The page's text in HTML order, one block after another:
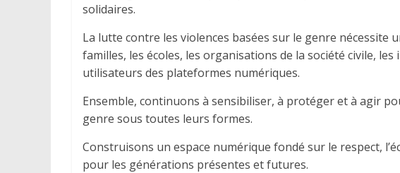
solidaires.
La lutte contre les violences basées sur le genre nécessite
familles, les écoles, les organisations de la société civile,
utilisateurs des plateformes numériques.
Ensemble, continuons à sensibiliser, à protéger et à agir
genre sous toutes leurs formes.
Construisons un espace numérique fondé sur le respect,
pour les générations présentes et futures.